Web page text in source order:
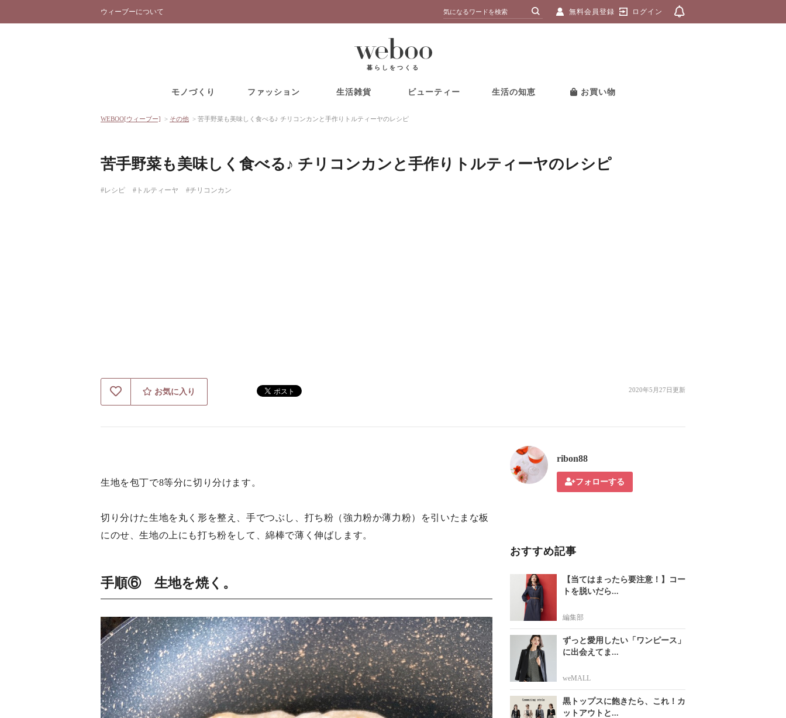
ウィーブーについて 無料会員登録 ログイン
暮らしをつくる
モノづくり ファッション 生活雑貨 ビューティー 生活の知恵 お買い物
WEBOO[ウィーブー] > その他 > 苦手野菜も美味しく食べる♪ チリコンカンと手作りトルティーヤのレシピ
苦手野菜も美味しく食べる♪ チリコンカンと手作りトルティーヤのレシピ
#レシピ #トルティーヤ #チリコンカン
お気に入り 2020年5月27日更新
生地を包丁で8等分に切り分けます。
切り分けた生地を丸く形を整え、手でつぶし、打ち粉（強力粉か薄力粉）を引いたまな板
にのせ、生地の上にも打ち粉をして、綿棒で薄く伸ばします。
手順⑥ 生地を焼く。
ribon88
フォローする
おすすめ記事
【当てはまったら要注意！】コー
トを脱いだら...
編集部
ずっと愛用したい「ワンピース」
に出会えてま...
weMALL
黒トップスに飽きたら、これ！カ
ットアウトと...